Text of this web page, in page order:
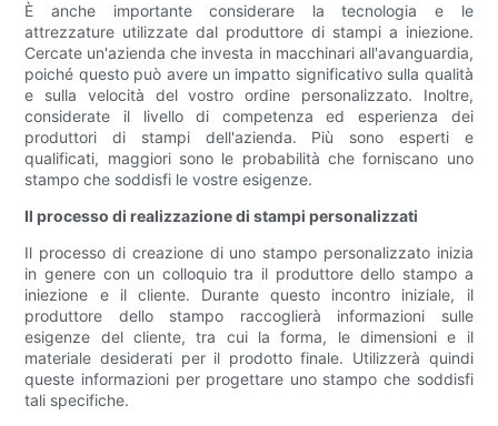
È anche importante considerare la tecnologia e le
attrezzature utilizzate dal produttore di stampi a iniezione.
Cercate un'azienda che investa in macchinari all'avanguardia,
poiché questo può avere un impatto significativo sulla qualità
e sulla velocità del vostro ordine personalizzato. Inoltre,
considerate il livello di competenza ed esperienza dei
produttori di stampi dell'azienda. Più sono esperti e
qualificati, maggiori sono le probabilità che forniscano uno
stampo che soddisfi le vostre esigenze.
Il processo di realizzazione di stampi personalizzati
Il processo di creazione di uno stampo personalizzato inizia
in genere con un colloquio tra il produttore dello stampo a
iniezione e il cliente. Durante questo incontro iniziale, il
produttore dello stampo raccoglierà informazioni sulle
esigenze del cliente, tra cui la forma, le dimensioni e il
materiale desiderati per il prodotto finale. Utilizzerà quindi
queste informazioni per progettare uno stampo che soddisfi
tali specifiche.